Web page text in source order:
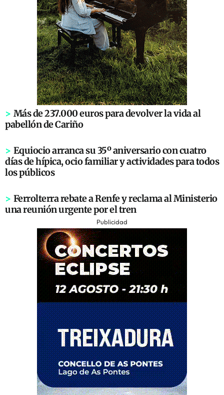
> Más de 237.000 euros para devolver la vida al
pabellón de Cariño
> Equiocio arranca su 35º aniversario con cuatro
días de hípica, ocio familiar y actividades para todos
los públicos
> Ferrolterra rebate a Renfe y reclama al Ministerio
una reunión urgente por el tren
Publicidad